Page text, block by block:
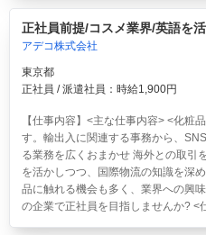
正社員前提/コスメ業界/英語を
アデコ株式会社
東京都
正社員 / 派遣社員：時給1,900円
【仕事内容】<主な仕事内容> <化粧
す。輸出入に関連する事務から、
る業務を広くおまかせ 海外との取引
を活かしつつ、国際物流の知識を深
品に触れる機会も多く、業界への興
の企業で正社員を目指しませんか? <